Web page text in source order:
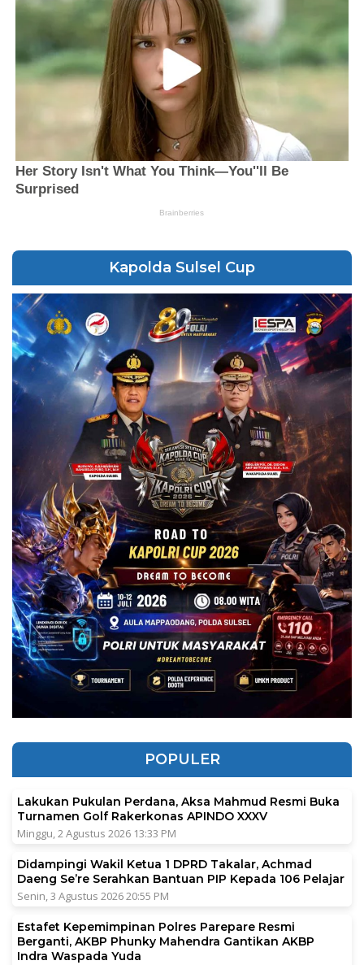
Kapolda Sulsel Cup
POPULER
Lakukan Pukulan Perdana, Aksa Mahmud Resmi Buka
Turnamen Golf Rakerkonas APINDO XXXV
Minggu, 2 Agustus 2026 13:33 PM
Didampingi Wakil Ketua 1 DPRD Takalar, Achmad
Daeng Se’re Serahkan Bantuan PIP Kepada 106 Pelajar
Senin, 3 Agustus 2026 20:55 PM
Estafet Kepemimpinan Polres Parepare Resmi
Berganti, AKBP Phunky Mahendra Gantikan AKBP
Indra Waspada Yuda